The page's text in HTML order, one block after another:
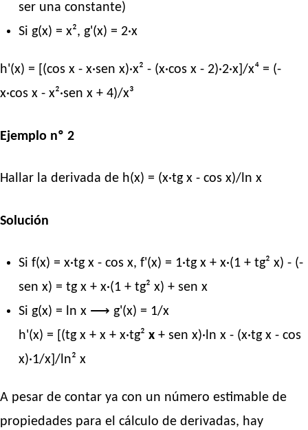
ser una constante)
Si g(x) = x², g'(x) = 2·x
h'(x) = [(cos x - x·sen x)·x² - (x·cos x - 2)·2·x]/x⁴ = (-
x·cos x - x²·sen x + 4)/x³
Ejemplo nº 2
Hallar la derivada de h(x) = (x·tg x - cos x)/ln x
Solución
Si f(x) = x·tg x - cos x, f'(x) = 1·tg x + x·(1 + tg² x) - (-
sen x) = tg x + x·(1 + tg² x) + sen x
Si g(x) = ln x ⟶ g'(x) = 1/x
h'(x) = [(tg x + x + x·tg²x + sen x)·ln x - (x·tg x - cos
x)·1/x]/ln² x
A pesar de contar ya con un número estimable de
propiedades para el cálculo de derivadas, hay